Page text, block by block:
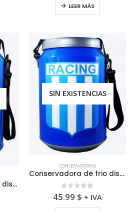
LEER MÁS
Conservadora de frio diseño de Quilmes
SIN EXISTENCIAS
CONSERVADORAS
Conservadora de frio diseño de Racing
0fuera de 5
45.99 $ + IVA